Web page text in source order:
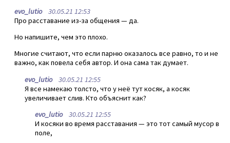
evo_lutio30.05.21 12:53
Про расставание из-за общения — да.
Но напишите, чем это плохо.
Многие считают, что если парню оказалось все равно, то и не
важно, как повела себя автор. И она сама так думает.
evo_lutio30.05.21 12:55
Я все намекаю толсто, что у неё тут косяк, а косяк
увеличивает слив. Кто объяснит как?
evo_lutio30.05.21 12:55
И косяки во время расставания — это тот самый мусор в
поле,